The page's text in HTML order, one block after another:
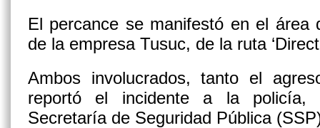
El percance se manifestó en el área
de la empresa Tusuc, de la ruta
Ambos involucrados, tanto el
reportó el incidente a la policía,
Secretaría de Seguridad Pública